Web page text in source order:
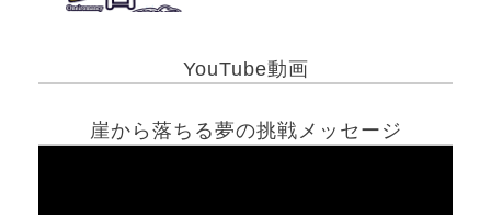
YouTube動画
崖から落ちる夢の挑戦メッセージ